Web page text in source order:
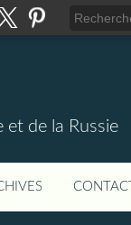
et de la Russie
CONTACT